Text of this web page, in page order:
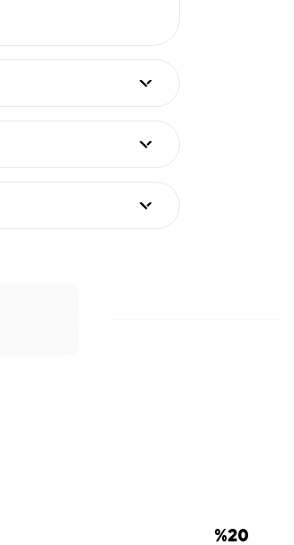
%20